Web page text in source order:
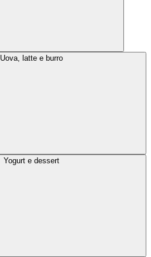
Uova, latte e burro
Yogurt e dessert